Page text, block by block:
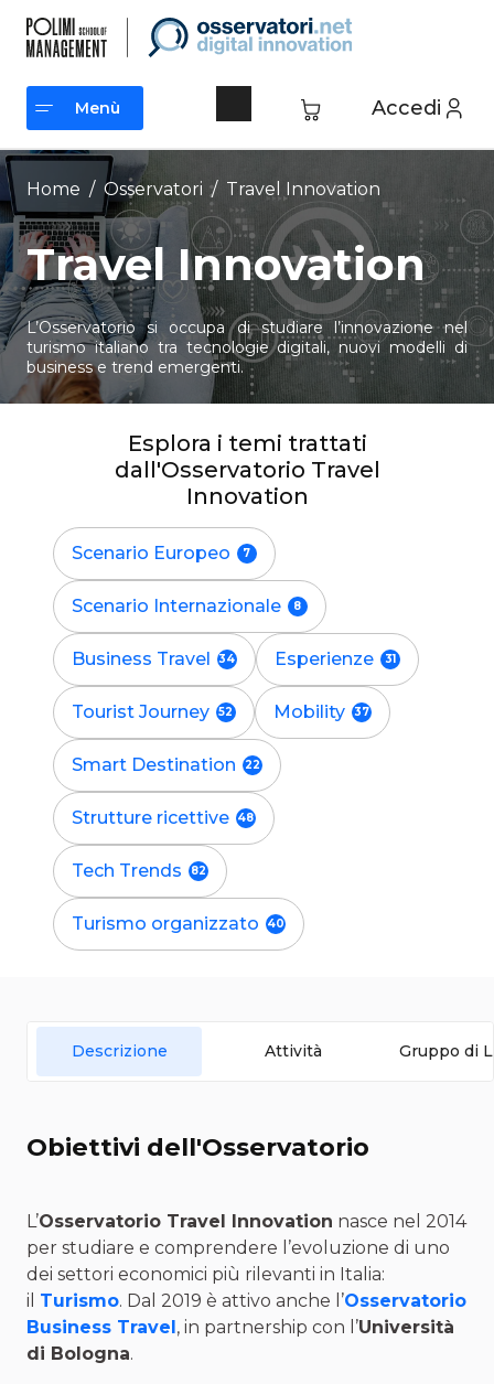
contenuto
Accedi
Menù
Menù
Home / Osservatori / Travel Innovation
Travel Innovation
L’Osservatorio si occupa di studiare l’innovazione nel
turismo italiano tra tecnologie digitali, nuovi modelli di
business e trend emergenti.
Esplora i temi trattati
dall'Osservatorio Travel
Innovation
Scenario Europeo
Scenario Internazionale
Business Travel Esperienze
Tourist Journey Mobility
Smart Destination
Strutture ricettive
Tech Trends
Turismo organizzato
Descrizione Attività Gruppo di
Obiettivi dell'Osservatorio
L’Osservatorio Travel Innovation nasce nel 2014
per studiare e comprendere l’evoluzione di uno
dei settori economici più rilevanti in Italia:
il Turismo. Dal 2019 è attivo anche l’Osservatorio
Business Travel, in partnership con l’Università
di Bologna.